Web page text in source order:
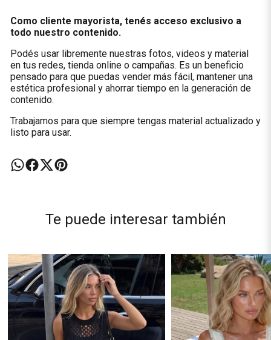
Como cliente mayorista, tenés acceso exclusivo a
todo nuestro contenido.
Podés usar libremente nuestras fotos, videos y material
en tus redes, tienda online o campañas. Es un beneficio
pensado para que puedas vender más fácil, mantener una
estética profesional y ahorrar tiempo en la generación de
contenido.
Trabajamos para que siempre tengas material actualizado y
listo para usar.
Te puede interesar también